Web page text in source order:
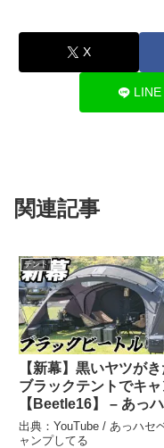
X
LINE
関連記事
テント
【新幕】黒いヤツがき
ブラックテントでキ
【Beetle16】 – あっ
がキャンプしてる
出典：YouTube / あっハセ
ャンプしてる